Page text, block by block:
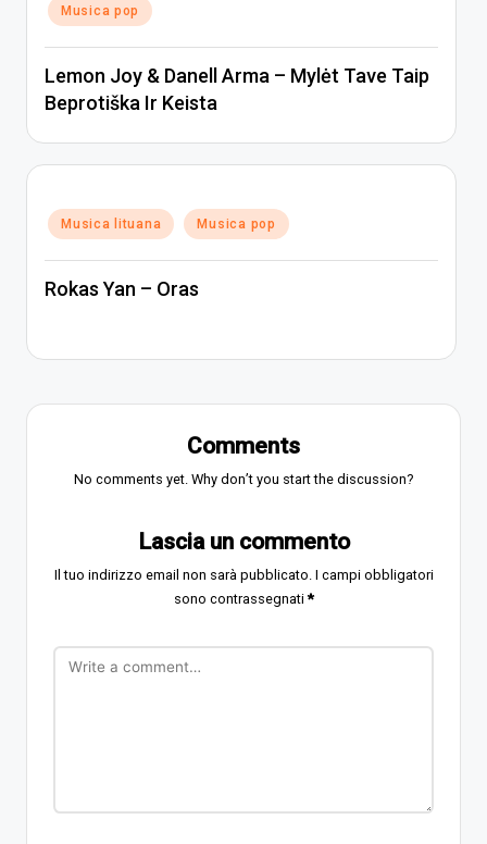
Musica pop
Lemon Joy & Danell Arma – Mylėt Tave Taip
Beprotiška Ir Keista
Posted
in
Musica lituana Musica pop
Rokas Yan – Oras
Comments
No comments yet. Why don’t you start the discussion?
Lascia un commento
Il tuo indirizzo email non sarà pubblicato. I campi obbligatori
sono contrassegnati*